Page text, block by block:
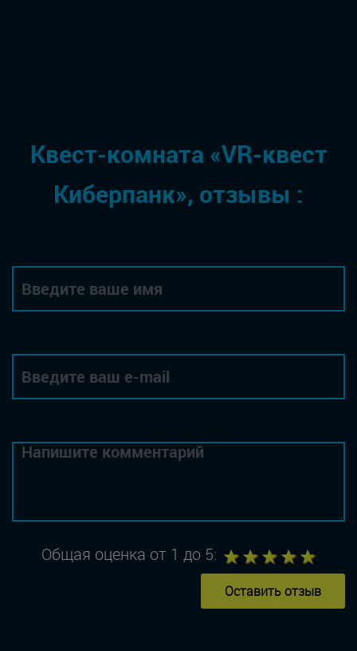
Квест-комната «VR-квест
Киберпанк», отзывы :
Общая оценка от 1 до 5: 4
3
2
1
Оставить отзыв